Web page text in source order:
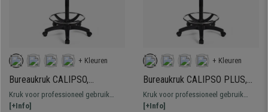
+ Kleuren
Bureaukruk CALIPSO,
Verstelbare Rugleuning, Dikke
Vulling, in Blauw Leder
Kruk voor professioneel gebruik
bekleed met leder. Verstelbaar, met
[+Info]
+ Kleuren
Bureaukruk CALIPSO PLUS,
Verstelbare Rugleuning, Dikke
Vulling, in Blauw Leder
Kruk voor professioneel gebruik
bekleed met leder. Verstelbaar, met
[+Info]